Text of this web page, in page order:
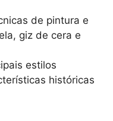
de pintura e
giz de cera e
estilos
históricas